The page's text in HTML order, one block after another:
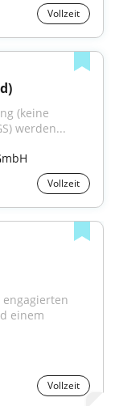
Vollzeit
(keine
werden...
Vollzeit
einem
Vollzeit